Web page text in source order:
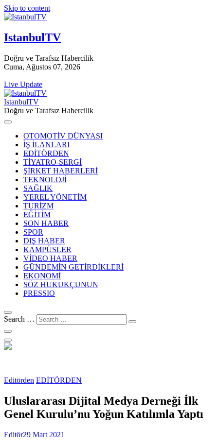
Skip to content
IstanbulTV
Doğru ve Tarafsız Habercilik
Cuma, Ağustos 07, 2026
Live Update
IstanbulTV
Doğru ve Tarafsız Habercilik
OTOMOTİV DÜNYASI
İŞ İLANLARI
EDİTÖRDEN
TİYATRO-SERGİ
ŞİRKET HABERLERİ
TEKNOLOJİ
SAĞLIK
YEREL YÖNETİM
TURİZM
EĞİTİM
SON HABER
SPOR
DIŞ HABER
KAMPÜSLER
VİDEO HABER
GÜNDEMİN GETİRDİKLERİ
EKONOMİ
SÖZ HUKUKÇUNUN
PRESSIO
Search …
Editörden EDİTÖRDEN
Uluslararası Dijital Medya Derneği İlk
Genel Kurulu’nu Yoğun Katılımla Yaptı
Editör29 Mart 2021